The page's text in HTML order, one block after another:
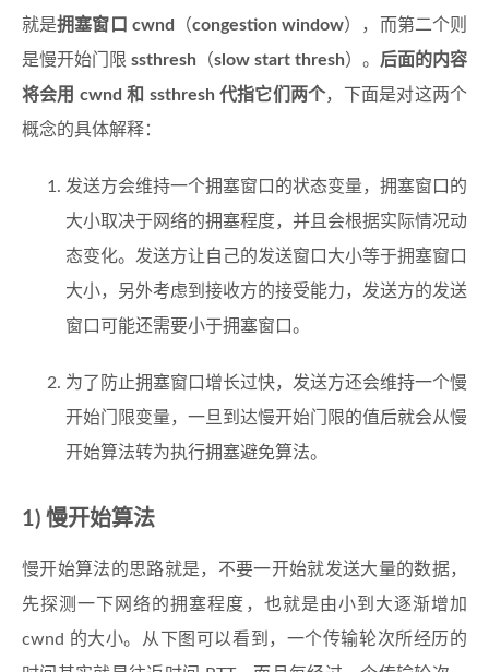
就是拥塞窗口 cwnd （congestion window），而第二个则
是慢开始门限 ssthresh （slow start thresh）。 后面的内容
将会用 cwnd 和 ssthresh 代指它们两个，下面是对这两个
概念的具体解释：
发送方会维持一个拥塞窗口的状态变量，拥塞窗口的
大小取决于网络的拥塞程度，并且会根据实际情况动
态变化。发送方让自己的发送窗口大小等于拥塞窗口
大小，另外考虑到接收方的接受能力，发送方的发送
窗口可能还需要小于拥塞窗口。
为了防止拥塞窗口增长过快，发送方还会维持一个慢
开始门限变量，一旦到达慢开始门限的值后就会从慢
开始算法转为执行拥塞避免算法。
1) 慢开始算法
慢开始算法的思路就是，不要一开始就发送大量的数据，
先探测一下网络的拥塞程度，也就是由小到大逐渐增加
cwnd 的大小。从下图可以看到，一个传输轮次所经历的